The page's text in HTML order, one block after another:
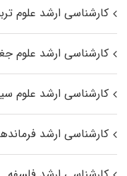
کارشناسی ارشد علوم
کارشناسی ارشد علوم
کارشناسی ارشد علوم
کارشناسی ارشد